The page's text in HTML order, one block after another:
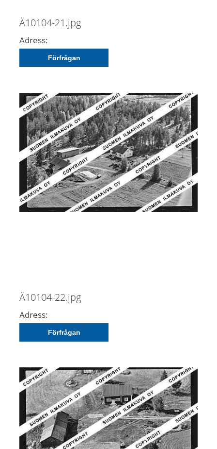
Ä10104-21.jpg
Adress:
Förfrågan
Ä10104-22.jpg
Adress:
Förfrågan